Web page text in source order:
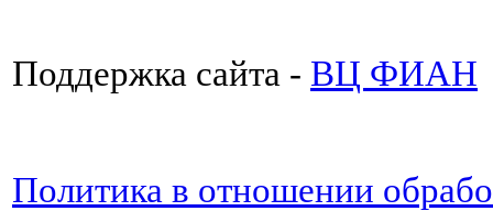
Поддержка сайта - ВЦ ФИАН
Политика в отношении